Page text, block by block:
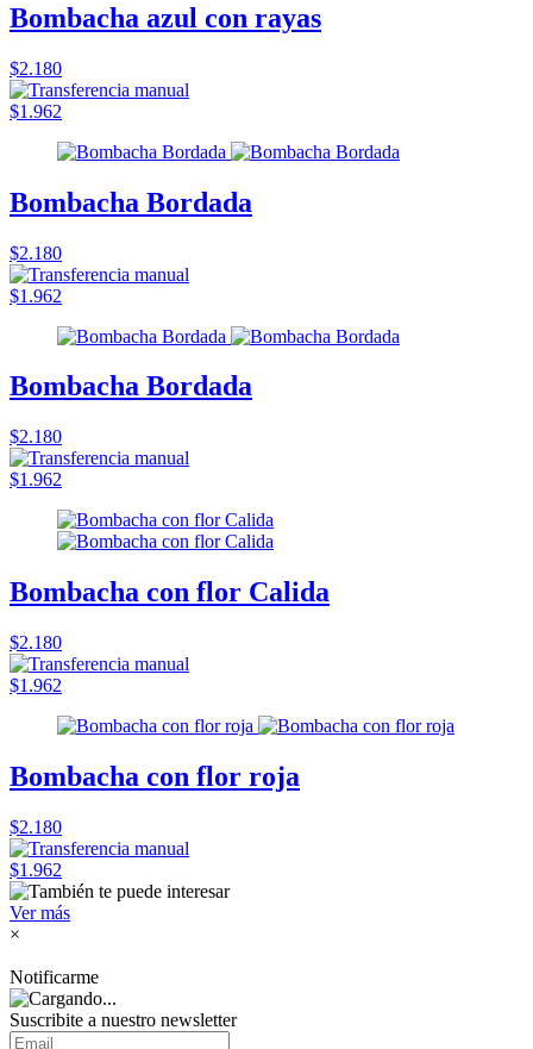
Bombacha azul con rayas
$2.180
$1.962
Bombacha Bordada
$2.180
$1.962
Bombacha Bordada
$2.180
$1.962
Bombacha con flor Calida
$2.180
$1.962
Bombacha con flor roja
$2.180
$1.962
Ver más
×
Notificarme
Suscribite a nuestro newsletter